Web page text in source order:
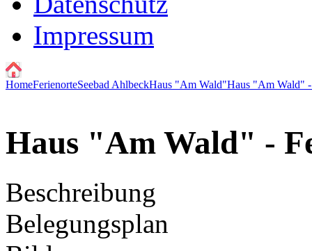
Impressum
HomeFerienorteSeebad AhlbeckHaus "Am Wald"Haus "Am Wald"
Haus "Am Wald" -
Beschreibung
Belegungsplan